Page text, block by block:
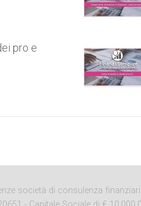
pro e
società di consulenza